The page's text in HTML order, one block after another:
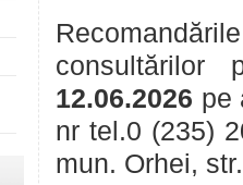
12.06.2026 pe
nr tel.0 (235)
mun. Orhei,